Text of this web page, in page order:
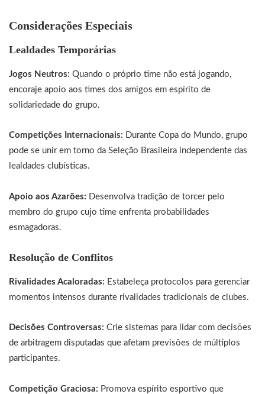
Considerações Especiais
Lealdades Temporárias
Jogos Neutros: Quando o próprio time não está jogando,
encoraje apoio aos times dos amigos em espírito de
solidariedade do grupo.
Competições Internacionais: Durante Copa do Mundo, grupo
pode se unir em torno da Seleção Brasileira independente das
lealdades clubísticas.
Apoio aos Azarões: Desenvolva tradição de torcer pelo
membro do grupo cujo time enfrenta probabilidades
esmagadoras.
Resolução de Conflitos
Rivalidades Acaloradas: Estabeleça protocolos para gerenciar
momentos intensos durante rivalidades tradicionais de clubes.
Decisões Controversas: Crie sistemas para lidar com decisões
de arbitragem disputadas que afetam previsões de múltiplos
participantes.
Competição Graciosa: Promova espírito esportivo que